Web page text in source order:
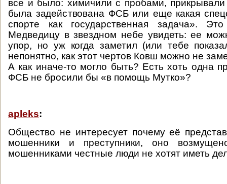
все и было: химичили с пробами, прикрывали
была задействована ФСБ или еще какая
спорте как государственная задача».
Медведицу в звездном небе увидеть: ее
упор, но уж когда заметил (или тебе
непонятно, как этот чертов Ковш можно не
А как иначе-то могло быть? Есть хоть одна
ФСБ не бросили бы «в помощь Мутко»?
apleks:
Общество не интересует почему её
мошенники и преступники, оно
мошенниками честные люди не хотят иметь